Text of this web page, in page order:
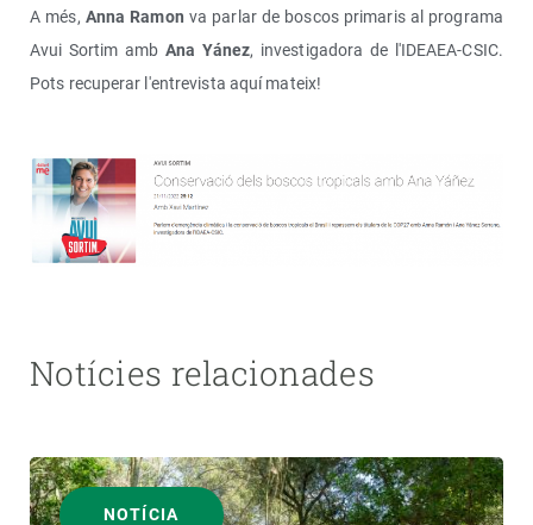
A més, Anna Ramon va parlar de boscos primaris al programa
Avui Sortim amb Ana Yánez, investigadora de l'IDEAEA-CSIC.
Pots recuperar l'entrevista aquí mateix!
Notícies relacionades
NOTÍCIA